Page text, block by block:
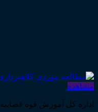
مشاهده
اداره کل آموزش قوه قضاییه